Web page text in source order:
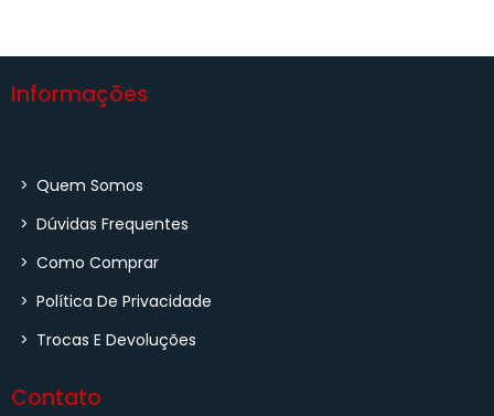
Informações
> Quem Somos
> Dúvidas Frequentes
> Como Comprar
> Política De Privacidade
> Trocas E Devoluções
Contato